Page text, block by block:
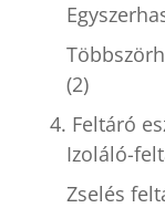
(2)
4. Feltáró
Izoláló-
Zselés